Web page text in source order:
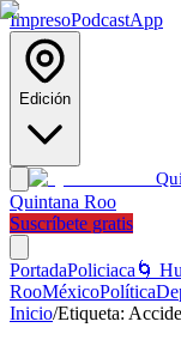
ImpresoPodcastApp
Edición
Quintana Roo
Suscríbete gratis
PortadaPoliciaca 🌀
RooMéxicoPolítica
Inicio/Etiqueta: